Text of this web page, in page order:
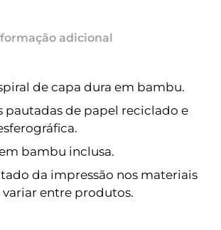
adicional
de capa dura em bambu.
pautadas de papel reciclado e
bambu inclusa.
da impressão nos materiais
entre produtos.